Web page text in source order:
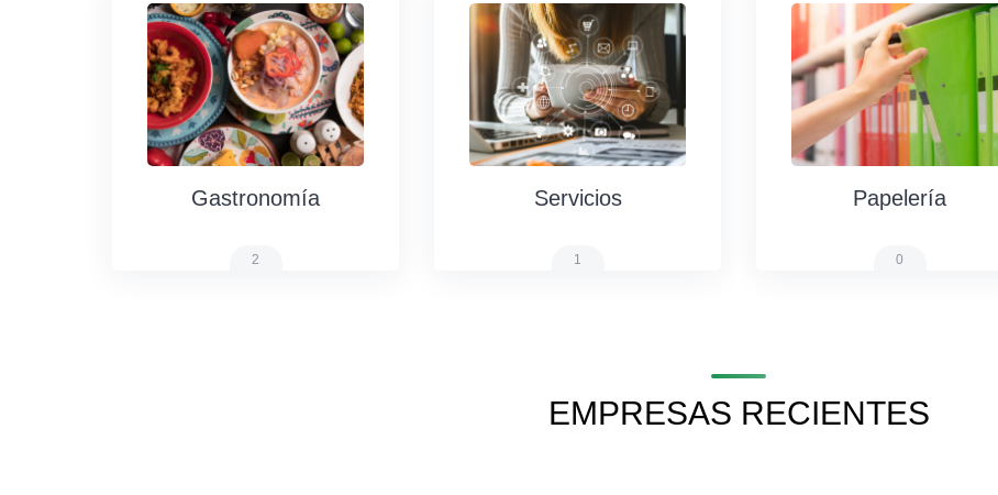
Gastronomía
2
Servicios
1
Papelería
0
EMPRESAS RECIENTES